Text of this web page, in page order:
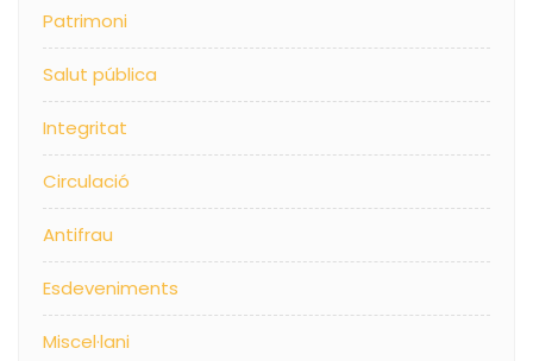
Patrimoni
Salut pública
Integritat
Circulació
Antifrau
Esdeveniments
Miscel·lani